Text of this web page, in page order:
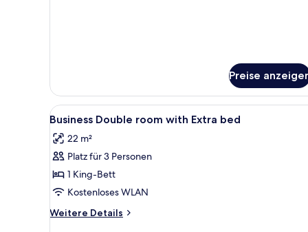
Preise
Alle
Fotos
für
Business
Double
room
with
Extra
Ein Hotelzimmer mit einem
3
Business Double room with Extra bed
22 m²
Platz für 3 Personen
1 King-Bett
Kostenloses WLAN
Weitere Details
Weitere